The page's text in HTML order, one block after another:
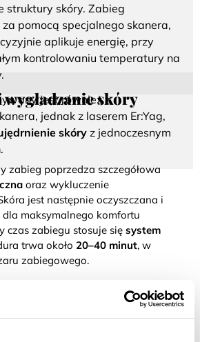
struktury skóry. Zabieg
pomocą specjalnego skanera,
aplikuje energię, przy
kontrolowaniu temperatury na
skóry
jest również z
jednak z laserem Er:Yag,
skóry z jednoczesnym
.
zabieg poprzedza szczegółowa
oraz wykluczenie
jest następnie oczyszczana i
maksymalnego komfortu
czas zabiegu stosuje się system
trwa około 20–40 minut, w
zabiegowego.